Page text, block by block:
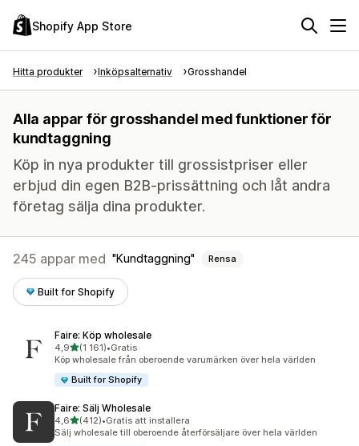
Shopify App Store
Hitta produkter Inköpsalternativ Grosshandel
Alla appar för grosshandel med funktioner för
kundtaggning
Köp in nya produkter till grossistpriser eller
erbjud din egen B2B-prissättning och låt andra
företag sälja dina produkter.
245 appar med Kundtaggning Rensa
Built for Shopify
Faire: Köp wholesale
4,9av 5 stjärnor
(1 161)
1161 recensioner totalt
•Gratis
Köp wholesale från oberoende varumärken över hela världen
Built for Shopify
Faire: Sälj Wholesale
4,6av 5 stjärnor
(412)
412 recensioner totalt
•Gratis att installera
Sälj wholesale till oberoende återförsäljare över hela världen